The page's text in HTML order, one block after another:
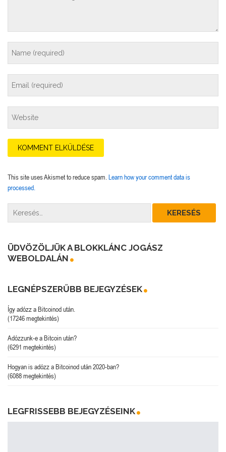
This site uses Akismet to reduce spam. Learn how your comment data is
processed.
ÜDVÖZÖLJÜK A BLOKKLÁNC JOGÁSZ
WEBOLDALÁN
LEGNÉPSZERŰBB BEJEGYZÉSEK
Így adózz a Bitcoinod után.
(17246 megtekintés)
Adózzunk-e a Bitcoin után?
(6291 megtekintés)
Hogyan is adózz a Bitcoinod után 2020-ban?
(6088 megtekintés)
LEGFRISSEBB BEJEGYZÉSEINK